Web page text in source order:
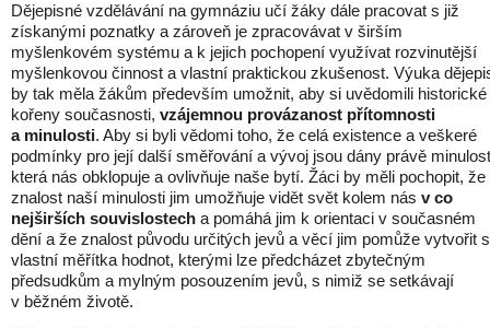
Dějepisné vzdělávání na gymnáziu učí žáky dále pracovat s již
získanými poznatky a zároveň je zpracovávat v širším
myšlenkovém systému a k jejich pochopení využívat rozvinutější
myšlenkovou činnost a vlastní praktickou zkušenost. Výuka
by tak měla žákům především umožnit, aby si uvědomili historické
kořeny současnosti, vzájemnou provázanost přítomnosti
a minulosti. Aby si byli vědomi toho, že celá existence a veškeré
podmínky pro její další směřování a vývoj jsou dány právě
která nás obklopuje a ovlivňuje naše bytí. Žáci by měli pochopit, že
znalost naší minulosti jim umožňuje vidět svět kolem nás v co
nejširších souvislostech a pomáhá jim k orientaci v současném
dění a že znalost původu určitých jevů a věcí jim pomůže vytvořit
vlastní měřítka hodnot, kterými lze předcházet zbytečným
předsudkům a mylným posouzením jevů, s nimiž se setkávají
v běžném životě.